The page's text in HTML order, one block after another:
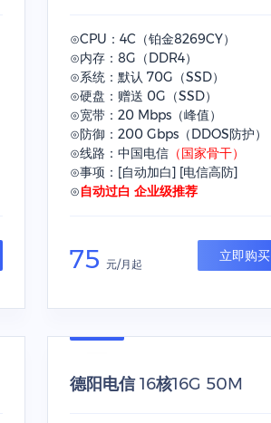
⊙CPU：4C（铂金8269CY）
⊙内存：8G（DDR4）
⊙系统：默认 70G（SSD）
⊙硬盘：赠送 0G（SSD）
⊙宽带：20 Mbps（峰值）
⊙防御：200 Gbps（DDOS防护）
⊙线路：中国电信 （国家骨干）
⊙事项：[自动加白] [电信高防]
⊙自动过白 企业级推荐
75元/月起
立即购买
德阳电信 16核16G 50M